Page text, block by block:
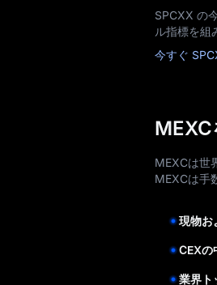
SPCXX の
ル指標を組
今すぐ
MEXCは世
MEXCは手
現物お
CEXの
業界ト